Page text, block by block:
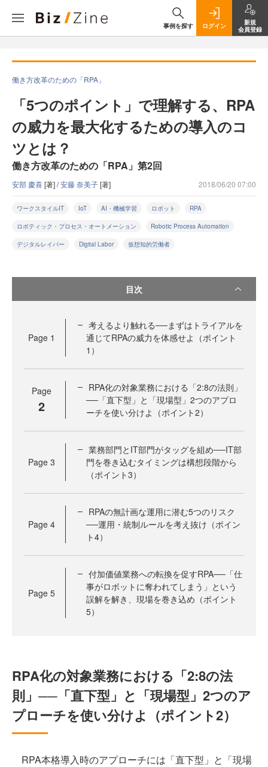
事例を探す ログイン
新規
会員登録
働き方改革のための「RPA」
「5つのポイント」で理解する、RPA
の威力を最大化するための導入のコ
ツとは？
働き方改革のための「RPA」第2回
安部 慶喜[著] /安藤 奈美子[著] 2018/06/20 07:00
ワークスタイルIT IoT AI・機械学習 ロボット RPA
ロボティック・プロセス・オートメーション Robotic Process Automation
デジタルレイバー Digital Labor 仮想知的労働者
目次
Page 1
考えるより触れる──まずはトライアルを
通じてRPAの威力を体感せよ（ポイント
1）
Page
2
RPA化の対象業務における「2:8の法則」
──「直下型」と「現場型」2つのアプロ
ーチを使い分けよ（ポイント2）
Page 3
業務部門とIT部門がタッグを組め──IT部
門を巻き込むタイミングは構想段階から
（ポイント3）
Page 4
RPAの無計画な運用に潜む5つのリスク
──運用・統制ルールを考え抜け（ポイン
ト4）
Page 5
付加価値業務への転換を促すRPA──「仕
事がロボットに奪われてしまう」という
誤解を解き、現場を巻き込め（ポイント
5）
RPA化の対象業務における「2:8の法
則」──「直下型」と「現場型」2つのア
プローチを使い分けよ（ポイント2）
RPA本格導入時のアプローチには「直下型」と「現場